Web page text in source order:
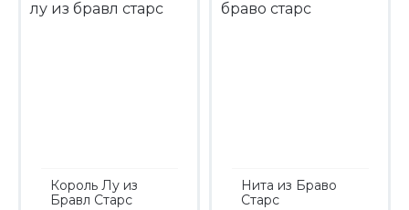
Король Лу из
Бравл Старс
Нита из Браво
Старс